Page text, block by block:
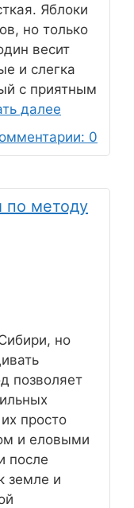
Яблоки
но только
весит
и слегка
с приятным
далее
0
по методу
но
позволяет
просто
и еловыми
после
земле и